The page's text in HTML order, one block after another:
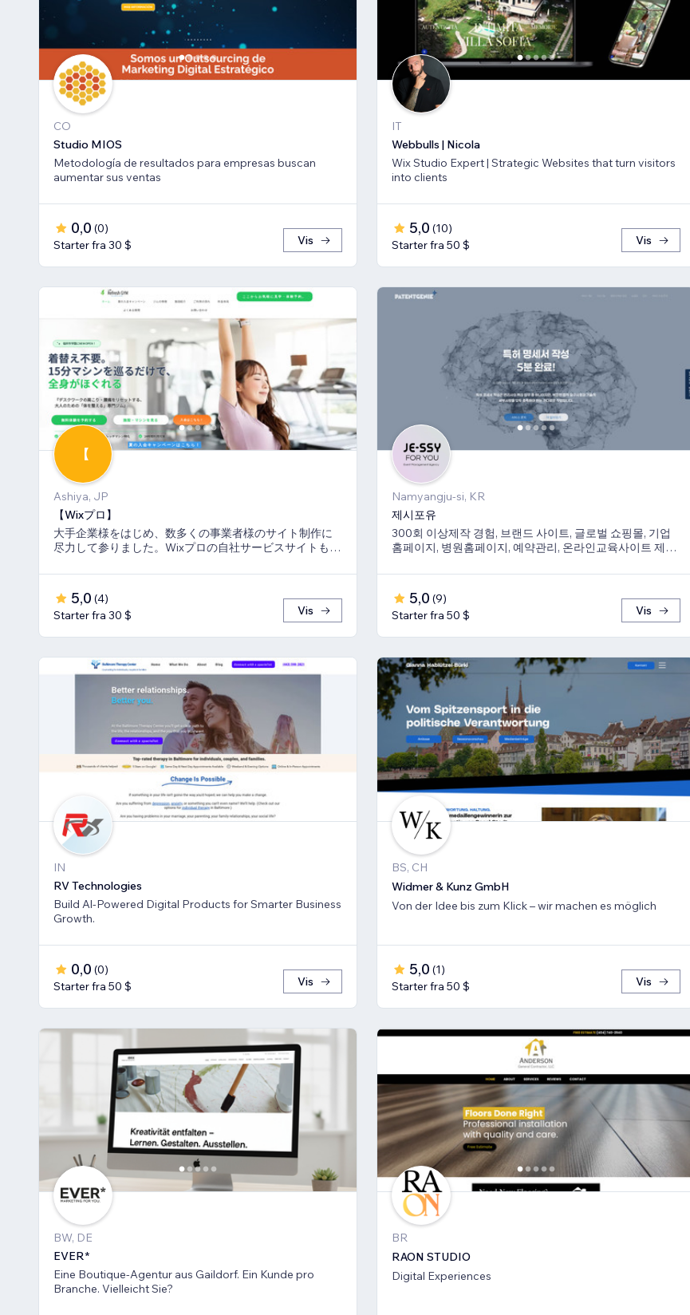
CO
Studio MIOS
Metodología de resultados para empresas buscan
aumentar sus ventas
0,0 (0)
Starter fra 30 $
Vis
IT
Webbulls | Nicola
Wix Studio Expert | Strategic Websites that turn visitors
into clients
5,0 (10)
Starter fra 50 $
Vis
【
Ashiya, JP
【Wixプロ】
大手企業様をはじめ、数多くの事業者様のサイト制作に
尽力して参りました。Wixプロの自社サービスサイトも多
5,0 (4)
Starter fra 30 $
Vis
Namyangju-si, KR
제시포유
300회 이상제작 경험, 브랜드 사이트, 글로벌 쇼핑몰, 기업
홈페이지, 병원홈페이지, 예약관리, 온라인교육사이트 제작
5,0 (9)
Starter fra 50 $
Vis
IN
RV Technologies
Build Al-Powered Digital Products for Smarter Business
Growth.
0,0 (0)
Starter fra 50 $
Vis
BS, CH
Widmer & Kunz GmbH
Von der Idee bis zum Klick – wir machen es möglich
5,0 (1)
Starter fra 50 $
Vis
BW, DE
EVER*
Eine Boutique-Agentur aus Gaildorf. Ein Kunde pro
Branche. Vielleicht Sie?
BR
RAON STUDIO
Digital Experiences